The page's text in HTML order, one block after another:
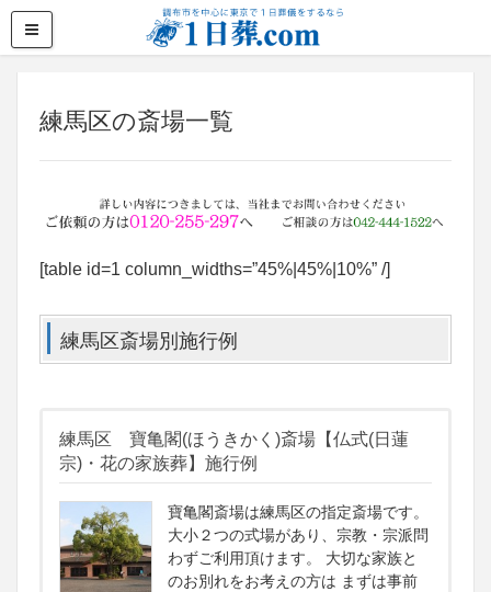
練馬区の斎場一覧
[table id=1 column_widths=”45%|45%|10%” /]
練馬区斎場別施行例
練馬区 寶亀閣(ほうきかく)斎場【仏式(日蓮
宗)・花の家族葬】施行例
寶亀閣斎場は練馬区の指定斎場です。
大小２つの式場があり、宗教・宗派問
わずご利用頂けます。 大切な家族と
のお別れをお考えの方は まずは事前